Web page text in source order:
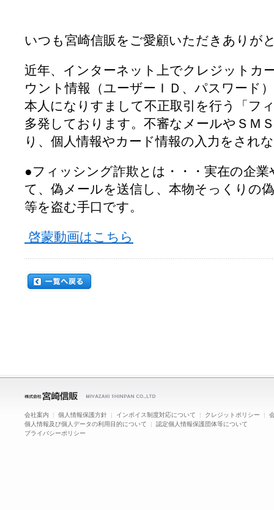
いつも宮崎信販をご愛顧いただきありが
近年、インターネット上でクレジットカ
ウント情報（ユーザーＩＤ、パスワード
本人になりすまして不正取引を行う「フ
多発しております。不審なメールやＳＭ
り、個人情報やカード情報の入力をされ
●フィッシング詐欺とは・・・実在の企
て、偽メールを送信し、本物そっくりの
等を盗む手口です。
啓蒙動画はこちら
会社案内 | 個人情報保護方針 | インボイス制度対応について | クレジットポリシー |
個人情報及び個人データの利用目的について | 認定個人情報保護団体等について
プライバシーポリシー